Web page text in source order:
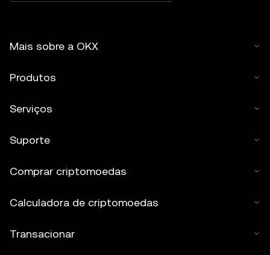
Mais sobre a OKX
Produtos
Serviços
Suporte
Comprar criptomoedas
Calculadora de criptomoedas
Transacionar